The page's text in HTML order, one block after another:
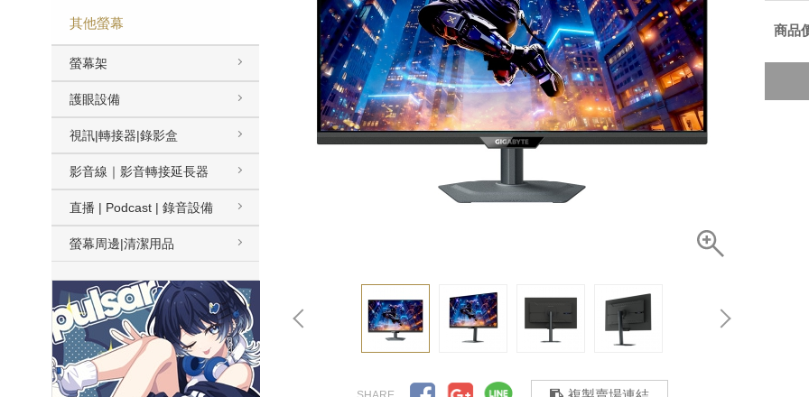
其他螢幕
螢幕架
護眼設備
視訊|轉接器|錄影盒
影音線｜影音轉接延長器
直播 | Podcast | 錄音設備
螢幕周邊|清潔用品
商品